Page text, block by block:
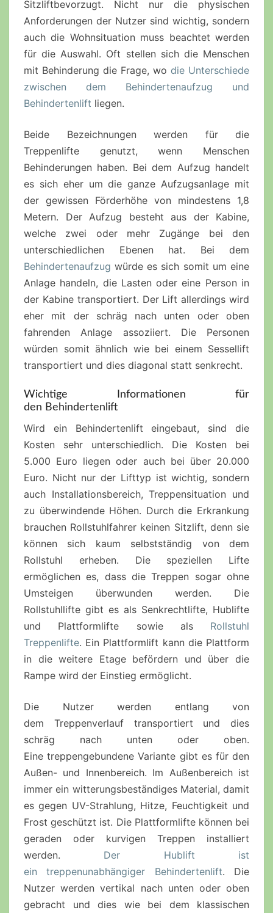
Sitzliftbevorzugt. Nicht nur die physischen
Anforderungen der Nutzer sind wichtig, sondern
auch die Wohnsituation muss beachtet werden
für die Auswahl. Oft stellen sich die Menschen
mit Behinderung die Frage, wo die Unterschiede
zwischen dem Behindertenaufzug und
Behindertenlift liegen.
Beide Bezeichnungen werden für die
Treppenlifte genutzt, wenn Menschen
Behinderungen haben. Bei dem Aufzug handelt
es sich eher um die ganze Aufzugsanlage mit
der gewissen Förderhöhe von mindestens 1,8
Metern. Der Aufzug besteht aus der Kabine,
welche zwei oder mehr Zugänge bei den
unterschiedlichen Ebenen hat. Bei dem
Behindertenaufzug würde es sich somit um eine
Anlage handeln, die Lasten oder eine Person in
der Kabine transportiert. Der Lift allerdings wird
eher mit der schräg nach unten oder oben
fahrenden Anlage assoziiert. Die Personen
würden somit ähnlich wie bei einem Sessellift
transportiert und dies diagonal statt senkrecht.
Wichtige Informationen für
den Behindertenlift
Wird ein Behindertenlift eingebaut, sind die
Kosten sehr unterschiedlich. Die Kosten bei
5.000 Euro liegen oder auch bei über 20.000
Euro. Nicht nur der Lifttyp ist wichtig, sondern
auch Installationsbereich, Treppensituation und
zu überwindende Höhen. Durch die Erkrankung
brauchen Rollstuhlfahrer keinen Sitzlift, denn sie
können sich kaum selbstständig von dem
Rollstuhl erheben. Die speziellen Lifte
ermöglichen es, dass die Treppen sogar ohne
Umsteigen überwunden werden. Die
Rollstuhllifte gibt es als Senkrechtlifte, Hublifte
und Plattformlifte sowie als Rollstuhl
Treppenlifte. Ein Plattformlift kann die Plattform
in die weitere Etage befördern und über die
Rampe wird der Einstieg ermöglicht.
Die Nutzer werden entlang von
dem Treppenverlauf transportiert und dies
schräg nach unten oder oben.
Eine treppengebundene Variante gibt es für den
Außen- und Innenbereich. Im Außenbereich ist
immer ein witterungsbeständiges Material, damit
es gegen UV-Strahlung, Hitze, Feuchtigkeit und
Frost geschützt ist. Die Plattformlifte können bei
geraden oder kurvigen Treppen installiert
werden. Der Hublift ist
ein treppenunabhängiger Behindertenlift. Die
Nutzer werden vertikal nach unten oder oben
gebracht und dies wie bei dem klassischen